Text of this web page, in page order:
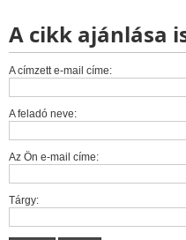
A cikk ajánlása
A címzett e-mail címe:
A feladó neve:
Az Ön e-mail címe:
Tárgy: